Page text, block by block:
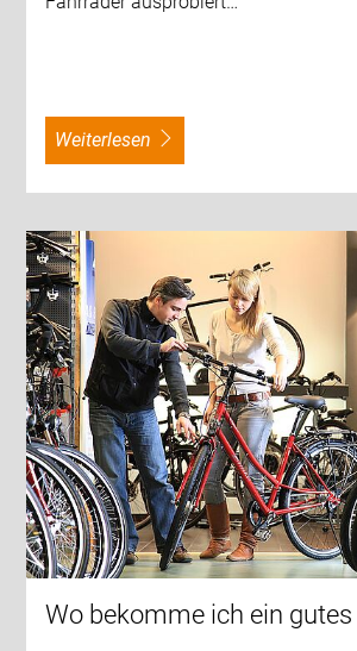
weiterlesen
Wo bekomme ich ein gutes